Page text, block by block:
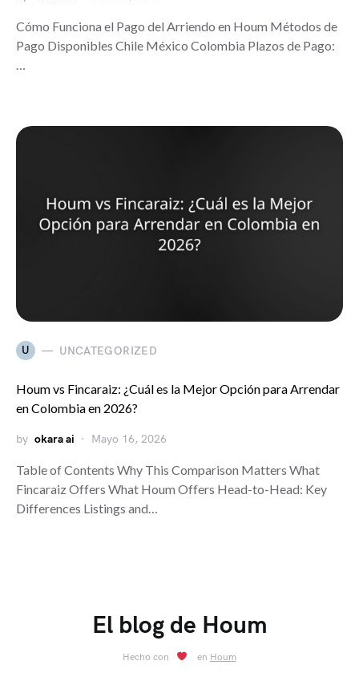
Cómo Funciona el Pago del Arriendo en Houm Métodos de
Pago Disponibles Chile México Colombia Plazos de Pago:
…
U UNCATEGORIZED
Houm vs Fincaraiz: ¿Cuál es la Mejor Opción para Arrendar
en Colombia en 2026?
by okara ai Mayo 16, 2026
Table of Contents Why This Comparison Matters What
Fincaraiz Offers What Houm Offers Head-to-Head: Key
Differences Listings and…
El blog de Houm
Hecho con en Houm